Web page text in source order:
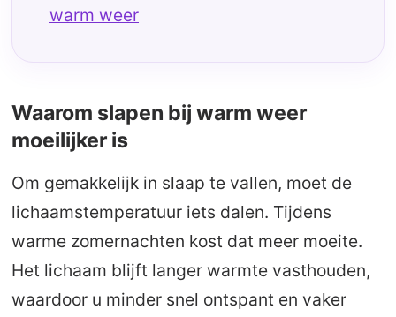
warm weer
Waarom slapen bij warm weer
moeilijker is
Om gemakkelijk in slaap te vallen, moet de
lichaamstemperatuur iets dalen. Tijdens
warme zomernachten kost dat meer moeite.
Het lichaam blijft langer warmte vasthouden,
waardoor u minder snel ontspant en vaker